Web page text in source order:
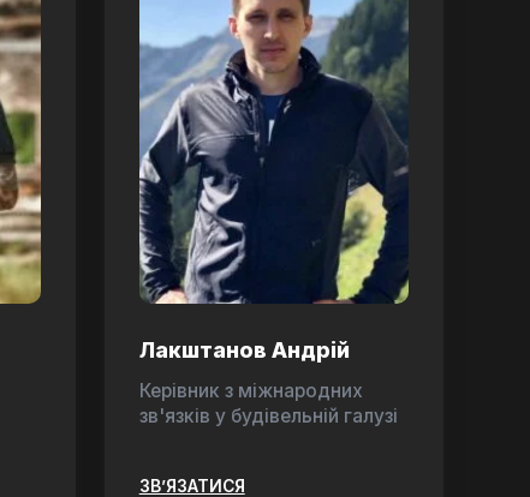
Лакштанов Андрій
Керівник з міжнародних
зв'язків у будівельній галузі
ЗВ’ЯЗАТИСЯ